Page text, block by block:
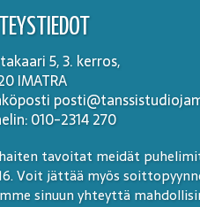
5, 3. kerros,
IMATRA
010-2314 270
tavoitat meidät
Voit jättää myös
sinuun yhteyttä